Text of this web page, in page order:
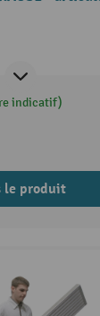
indicatif)
le produit